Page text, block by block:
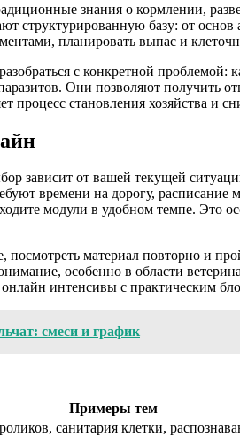
знания о кормлении,
структурированную базу: от
планировать выпас и
с конкретной
Они позволяют получить
становления хозяйства и
зависит от вашей текущей
времени на дорогу,
модули в удобном темпе. Это
материал повторно и
особенно в области
интенсивы с практическим
смеси и график
Примеры тем
санитария клетки,